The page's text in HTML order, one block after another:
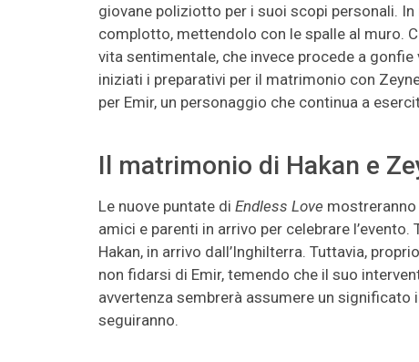
giovane poliziotto per i suoi scopi personali.
complotto, mettendolo con le spalle al muro.
vita sentimentale, che invece procede a
iniziati i preparativi per il matrimonio con
per Emir, un personaggio che continua a
Il matrimonio di Hakan e
Le nuove puntate di Endless Love mostreranno
amici e parenti in arrivo per celebrare
Hakan, in arrivo dall’Inghilterra. Tuttavia,
non fidarsi di Emir, temendo che il suo
avvertenza sembrerà assumere un
seguiranno.